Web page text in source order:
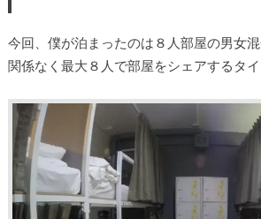
今回、僕が泊まったのは８人部屋の男女
関係なく最大８人で部屋をシェアするタイ